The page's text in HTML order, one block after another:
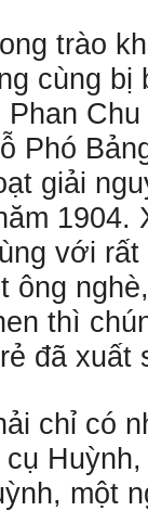
trào
cùng bị
Phan
Phó
giải
với rất
ông
thì
đã xuất
chỉ có
cụ
một